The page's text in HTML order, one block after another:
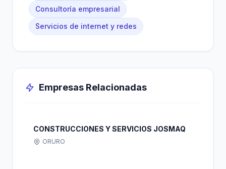
Consultoría empresarial
Servicios de internet y redes
Empresas Relacionadas
CONSTRUCCIONES Y SERVICIOS JOSMAQ
ORURO